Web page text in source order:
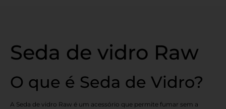
Seda de vidro Raw
O que é Seda de Vidro?
A Seda de vidro Raw é um acessório que permite fumar sem a